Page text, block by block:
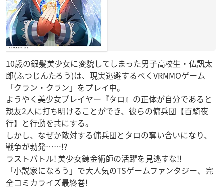
10歳の銀髪美少女に変貌してしまった男子高校生・仏訊太
郎(ふつじんたろう)は、現実逃避するべくVRMMOゲーム
「クラン・クラン」をプレイ中。
ようやく美少女プレイヤー『タロ』の正体が自分であると
親友2人に打ち明けることができ、彼らの傭兵団【百騎夜
行】と行動を共にする。
しかし、なぜか敵対する傭兵団とタロの奪い合いになり、
戦争が勃発……!?
ラストバトル! 美少女錬金術師の活躍を見逃すな!!
「小説家になろう」で大人気のTSゲームファンタジー、完
全コミカライズ最終巻!